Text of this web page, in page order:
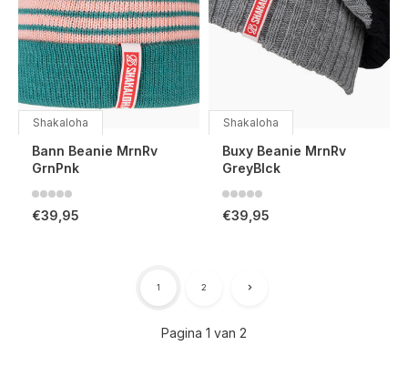
Shakaloha
Bann Beanie MrnRv
GrnPnk
€39,95
Shakaloha
Buxy Beanie MrnRv
GreyBlck
€39,95
Pagina 1 van 2
1 2